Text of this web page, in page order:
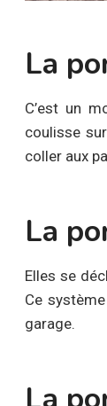
La
C’est un
coulisse
coller aux
La
Elles se
Ce
garage.